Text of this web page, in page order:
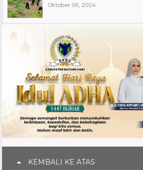
Oktober 06, 2024
KEMBALI KE ATAS